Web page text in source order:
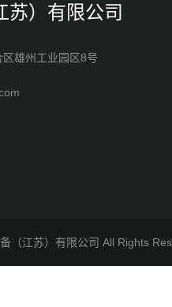
苏）有限公司
雄州工业园区8号
备（江苏）有限公司 All Rights